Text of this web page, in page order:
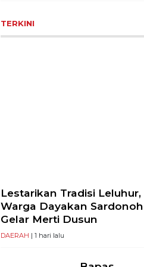
TERKINI
Lestarikan Tradisi Leluhur,
Warga Dayakan
Gelar Merti Dusun
DAERAH | 1 hari lalu